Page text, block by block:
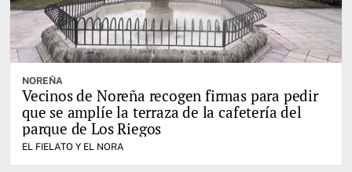
NOREÑA
Vecinos de Noreña recogen firmas para pedir
que se amplíe la terraza de la cafetería del
parque de Los Riegos
EL FIELATO Y EL NORA